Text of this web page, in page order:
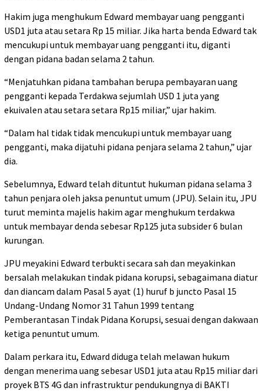
Hakim juga menghukum Edward membayar uang pengganti
USD1 juta atau setara Rp 15 miliar. Jika harta benda Edward tak
mencukupi untuk membayar uang pengganti itu, diganti
dengan pidana badan selama 2 tahun.
“Menjatuhkan pidana tambahan berupa pembayaran uang
pengganti kepada Terdakwa sejumlah USD 1 juta yang
ekuivalen atau setara setara Rp15 miliar,” ujar hakim.
“Dalam hal tidak tidak mencukupi untuk membayar uang
pengganti, maka dijatuhi pidana penjara selama 2 tahun,” ujar
dia.
Sebelumnya, Edward telah dituntut hukuman pidana selama 3
tahun penjara oleh jaksa penuntut umum (JPU). Selain itu, JPU
turut meminta majelis hakim agar menghukum terdakwa
untuk membayar denda sebesar Rp125 juta subsider 6 bulan
kurungan.
JPU meyakini Edward terbukti secara sah dan meyakinkan
bersalah melakukan tindak pidana korupsi, sebagaimana diatur
dan diancam dalam Pasal 5 ayat (1) huruf b juncto Pasal 15
Undang-Undang Nomor 31 Tahun 1999 tentang
Pemberantasan Tindak Pidana Korupsi, sesuai dengan dakwaan
ketiga penuntut umum.
Dalam perkara itu, Edward diduga telah melawan hukum
dengan menerima uang sebesar USD1 juta atau Rp15 miliar dari
proyek BTS 4G dan infrastruktur pendukungnya di BAKTI